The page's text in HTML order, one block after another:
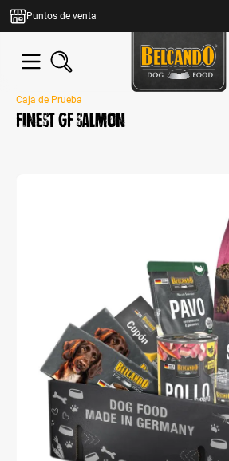
principal
Puntos de venta
Caja de Prueba
Finest GF Salmon